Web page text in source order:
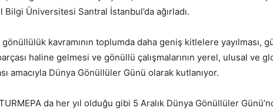
Üniversitesi Santral İstanbul’da ağırladı.
kavramının toplumda daha geniş kitlelere yayılması,
haline gelmesi ve gönüllü çalışmalarının yerel, ulusal ve
amacıyla Dünya Gönüllüler Günü olarak kutlanıyor.
da her yıl olduğu gibi 5 Aralık Dünya Gönüllüler